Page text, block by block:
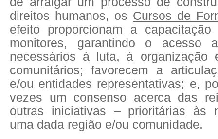
direitos humanos, os Cursos de
efeito proporcionam a
monitores, garantindo o acesso
necessários à luta, à organização
comunitários; favorecem a
e/ou entidades representativas; e,
vezes um consenso acerca das
outras iniciativas – prioritárias às
uma dada região e/ou comunidade.